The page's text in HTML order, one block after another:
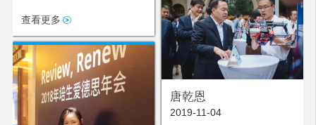
成为2020年东京奥运会后备
力量
查看更多
唐乾恩
2019-11-04